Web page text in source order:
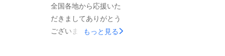
た。 ご当地キャラク
ター大集合in福知山
2014の来場者数は約
ぜひぜひ遠方のみなさ
んは、会場と一体に
なってイベントを盛り
全国各地から応援いた
だきましてありがとう
ございます。 当日ごもっと見る